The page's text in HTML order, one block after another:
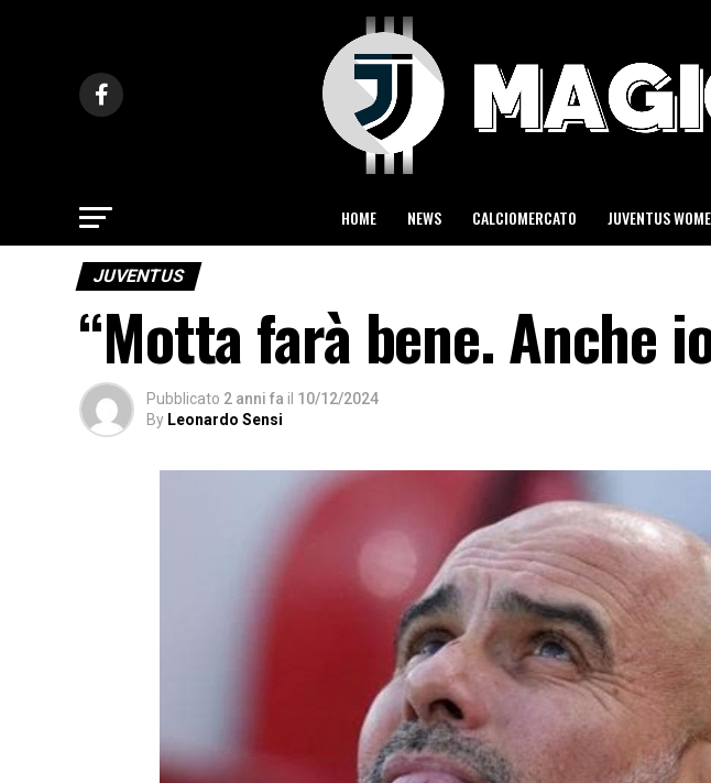
HOME NEWS CALCIOMERCATO JUVENTUS
JUVENTUS
“Motta farà bene. Anche
Pubblicato 2 anni fa il 10/12/2024
By Leonardo Sensi